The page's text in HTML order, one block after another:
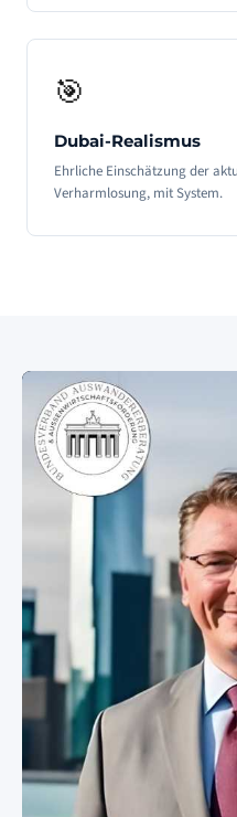
🎯
Dubai-Realismus
Ehrliche Einschätzung der
Verharmlosung, mit System.